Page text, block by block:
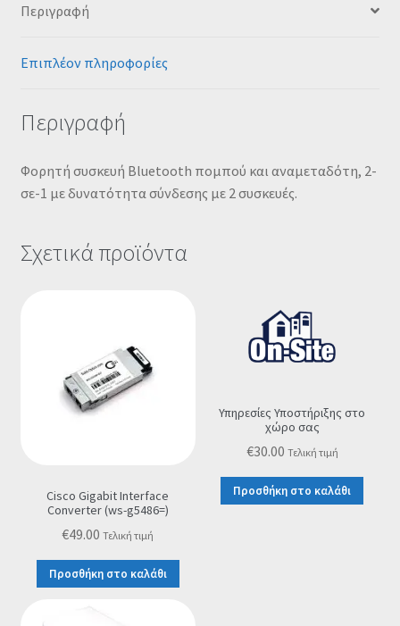
Περιγραφή
Επιπλέον πληροφορίες
Περιγραφή
Φορητή συσκευή Bluetooth πομπού και αναμεταδότη, 2-
σε-1 με δυνατότητα σύνδεσης με 2 συσκευές.
Σχετικά προϊόντα
Cisco Gigabit Interface
Converter (ws-g5486=)
€49.00 Τελική τιμή
Προσθήκη στο καλάθι
Υπηρεσίες Υποστήριξης στο
χώρο σας
€30.00 Τελική τιμή
Προσθήκη στο καλάθι